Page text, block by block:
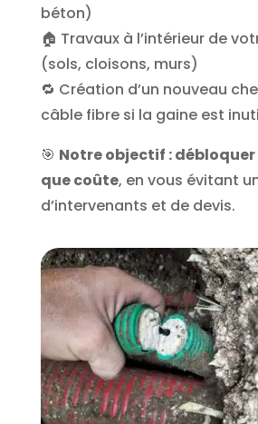
béton)
🏠 Travaux à l’intérieur de
(sols, cloisons, murs)
🔁 Création d’un nouveau
câble fibre si la gaine est
🎯 Notre objectif :
que coûte, en vous évitant
d’intervenants et de devis.